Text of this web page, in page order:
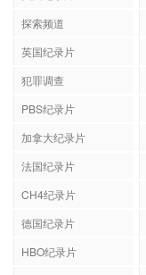
探索频道
英国纪录片
犯罪调查
PBS纪录片
加拿大纪录片
法国纪录片
CH4纪录片
德国纪录片
HBO纪录片